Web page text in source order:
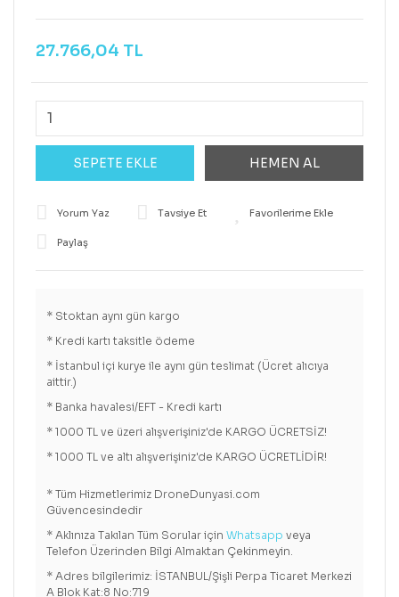
27.766,04 TL
SEPETE EKLE HEMEN AL
Yorum Yaz Tavsiye Et
Paylaş
* Stoktan aynı gün kargo
* Kredi kartı taksitle ödeme
* İstanbul içi kurye ile aynı gün teslimat (Ücret alıcıya
aittir.)
* Banka havalesi/EFT - Kredi kartı
* 1000 TL ve üzeri alışverişiniz'de KARGO ÜCRETSİZ!
* 1000 TL ve altı alışverişiniz'de KARGO ÜCRETLİDİR!
* Tüm Hizmetlerimiz DroneDunyasi.com
Güvencesindedir
* Aklınıza Takılan Tüm Sorular için Whatsapp veya
Telefon Üzerinden Bilgi Almaktan Çekinmeyin.
* Adres bilgilerimiz: İSTANBUL/Şişli Perpa Ticaret Merkezi
A Blok Kat:8 No:719